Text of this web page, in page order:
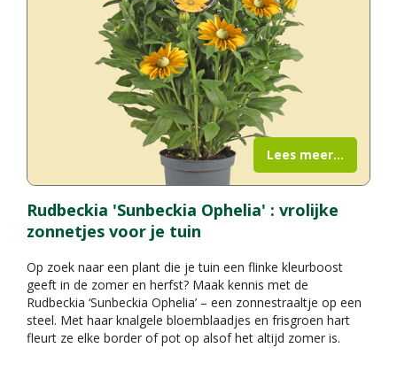
Rudbeckia 'Sunbeckia Ophelia' : vrolijke
zonnetjes voor je tuin
Op zoek naar een plant die je tuin een flinke kleurboost
geeft in de zomer en herfst? Maak kennis met de
Rudbeckia ‘Sunbeckia Ophelia’ – een zonnestraaltje op een
steel. Met haar knalgele bloemblaadjes en frisgroen hart
fleurt ze elke border of pot op alsof het altijd zomer is.
Lees meer...